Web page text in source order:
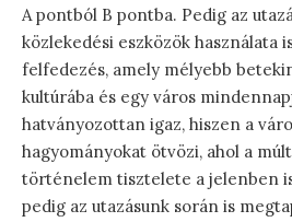
A pontból B pontba. Pedig az
közlekedési eszközök használata
felfedezés, amely mélyebb
kultúrába és egy város
hatványozottan igaz, hiszen a
hagyományokat ötvözi, ahol a
történelem tisztelete a jelenben
pedig az utazásunk során is